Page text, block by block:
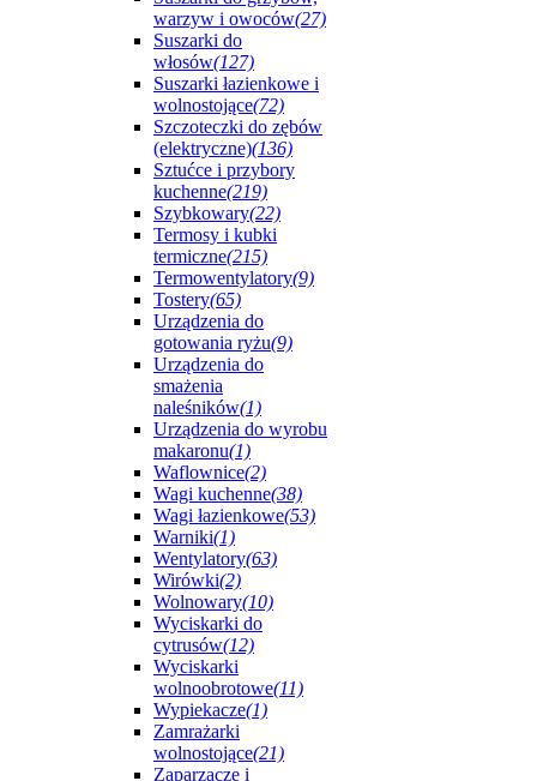
warzyw i owoców(27)
Suszarki do
włosów(127)
Suszarki łazienkowe i
wolnostojące(72)
Szczoteczki do zębów
(elektryczne)(136)
Sztućce i przybory
kuchenne(219)
Szybkowary(22)
Termosy i kubki
termiczne(215)
Termowentylatory(9)
Tostery(65)
Urządzenia do
gotowania ryżu(9)
Urządzenia do
smażenia
naleśników(1)
Urządzenia do wyrobu
makaronu(1)
Waflownice(2)
Wagi kuchenne(38)
Wagi łazienkowe(53)
Warniki(1)
Wentylatory(63)
Wirówki(2)
Wolnowary(10)
Wyciskarki do
cytrusów(12)
Wyciskarki
wolnoobrotowe(11)
Wypiekacze(1)
Zamrażarki
wolnostojące(21)
Zaparzacze i